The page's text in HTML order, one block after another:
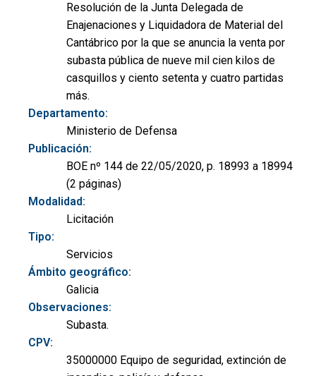
Resolución de la Junta Delegada de
Enajenaciones y Liquidadora de Material del
Cantábrico por la que se anuncia la venta por
subasta pública de nueve mil cien kilos de
casquillos y ciento setenta y cuatro partidas
más.
Departamento:
Ministerio de Defensa
Publicación:
BOE nº 144 de 22/05/2020, p. 18993 a 18994
(2 páginas)
Modalidad:
Licitación
Tipo:
Servicios
Ámbito geográfico:
Galicia
Observaciones:
Subasta.
CPV:
35000000 Equipo de seguridad, extinción de